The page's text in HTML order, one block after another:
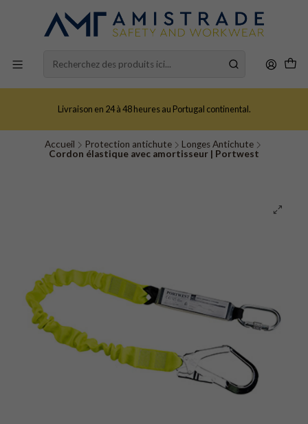
Livraison en 24 à 48 heures au Portugal continental.
Accueil Protection antichute
Longes Antichute
Cordon élastique avec amortisseur | Portwest